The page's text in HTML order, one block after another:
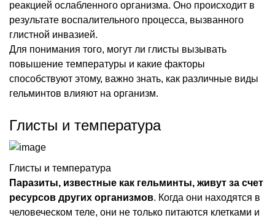
реакцией ослабленного организма. Оно происходит в
результате воспалительного процесса, вызванного
глистной инвазией.
Для понимания того, могут ли глисты вызывать
повышение температуры и какие факторы
способствуют этому, важно знать, как различные виды
гельминтов влияют на организм.
Глисты и температура
Глисты и температура
Паразиты, известные как гельминты, живут за счет
ресурсов других организмов. Когда они находятся в
человеческом теле, они не только питаются клетками и